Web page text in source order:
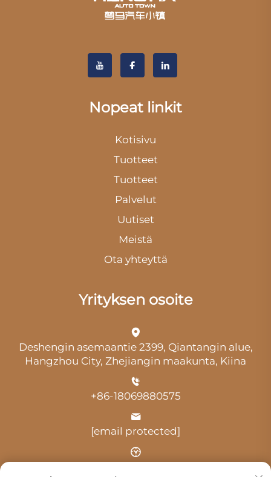
Nopeat linkit
Kotisivu
Tuotteet
Tuotteet
Palvelut
Uutiset
Meistä
Ota yhteyttä
Yrityksen osoite
Deshengin asemaantie 2399, Qiantangin alue,
Hangzhou City, Zhejiangin maakunta, Kiina
+86-18069880575
[email protected]
Aika: klo 9.00–18.00